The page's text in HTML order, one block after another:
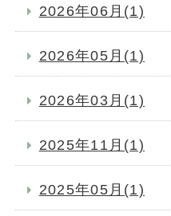
2026年06月(1)
2026年05月(1)
2026年03月(1)
2025年11月(1)
2025年05月(1)